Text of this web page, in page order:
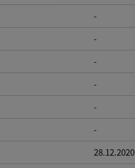
-
-
-
-
-
-
28.12.2020